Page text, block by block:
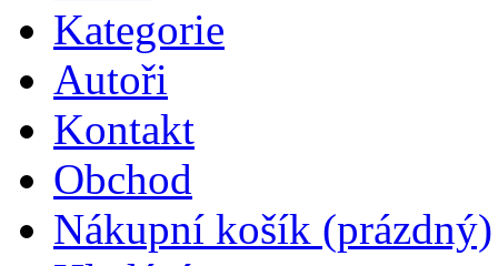
Kategorie
Autoři
Kontakt
Obchod
Nákupní košík (prázdný)